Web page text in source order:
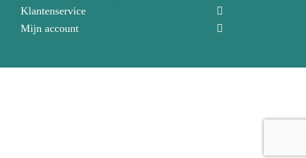
Klantenservice
Mijn account